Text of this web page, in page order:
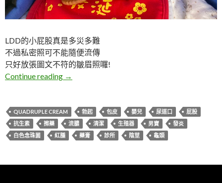
LDD的小屁股真是多災多難
不過私密照可不能隨便流傳
只好放張圖文不符的皺眉照囉!
Continue reading DD。多災多難的小屁股
→
QUADRUPLE CREAM 勃起 包皮 嬰兒 尿道口
屁股
抗生素
擦藥 流膿 清潔 生殖器 男寶
發炎
白色念珠菌
紅腫 藥膏 診所 陰莖 龜頭